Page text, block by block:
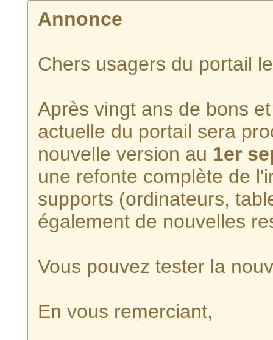
Annonce
Chers usagers du portail
Après vingt ans de bons
actuelle du portail sera
nouvelle version au 1er
une refonte complète de
supports (ordinateurs,
également de nouvelles
Vous pouvez tester la
En vous remerciant,